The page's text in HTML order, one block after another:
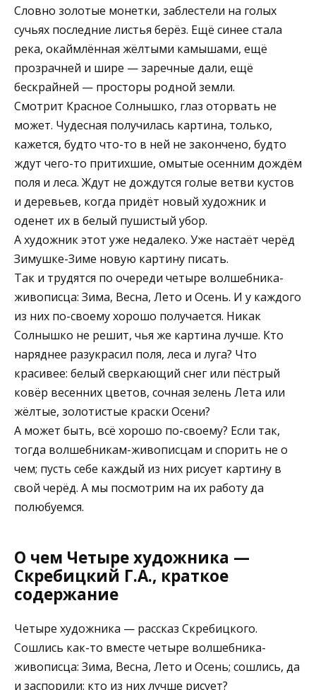
Словно золотые монетки, заблестели на голых
сучьях последние листья берёз. Ещё синее стала
река, окаймлённая жёлтыми камышами, ещё
прозрачней и шире — заречные дали, ещё
бескрайней — просторы родной земли.
Смотрит Красное Солнышко, глаз оторвать не
может. Чудесная получилась картина, только,
кажется, будто что-то в ней не закончено, будто
ждут чего-то притихшие, омытые осенним дождём
поля и леса. Ждут не дождутся голые ветви кустов
и деревьев, когда придёт новый художник и
оденет их в белый пушистый убор.
А художник этот уже недалеко. Уже настаёт черёд
Зимушке-Зиме новую картину писать.
Так и трудятся по очереди четыре волшебника-
живописца: Зима, Весна, Лето и Осень. И у каждого
из них по-своему хорошо получается. Никак
Солнышко не решит, чья же картина лучше. Кто
наряднее разукрасил поля, леса и луга? Что
красивее: белый сверкающий снег или пёстрый
ковёр весенних цветов, сочная зелень Лета или
жёлтые, золотистые краски Осени?
А может быть, всё хорошо по-своему? Если так,
тогда волшебникам-живописцам и спорить не о
чем; пусть себе каждый из них рисует картину в
свой черёд. А мы посмотрим на их работу да
полюбуемся.
О чем Четыре художника —
Скребицкий Г.А., краткое
содержание
Четыре художника — рассказ Скребицкого.
Сошлись как-то вместе четыре волшебника-
живописца: Зима, Весна, Лето и Осень; сошлись, да
и заспорили: кто из них лучше рисует?